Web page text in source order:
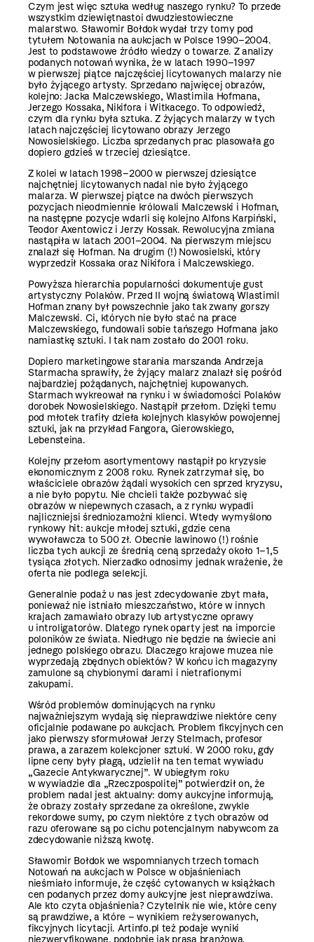
Czym jest więc sztuka według naszego rynku? To przede
wszystkim dziewiętnastoi dwudziestowieczne
malarstwo. Sławomir Bołdok wydał trzy tomy pod
tytułem Notowania na aukcjach w Polsce 1990–2004.
Jest to podstawowe źródło wiedzy o towarze. Z analizy
podanych notowań wynika, że w latach 1990–1997
w pierwszej piątce najczęściej licytowanych malarzy nie
było żyjącego artysty. Sprzedano najwięcej obrazów,
kolejno: Jacka Malczewskiego, Wlastimila Hofmana,
Jerzego Kossaka, Nikifora i Witkacego. To odpowiedź,
czym dla rynku była sztuka. Z żyjących malarzy w tych
latach najczęściej licytowano obrazy Jerzego
Nowosielskiego. Liczba sprzedanych prac plasowała go
dopiero gdzieś w trzeciej dziesiątce.
Z kolei w latach 1998–2000 w pierwszej dziesiątce
najchętniej licytowanych nadal nie było żyjącego
malarza. W pierwszej piątce na dwóch pierwszych
pozycjach nieodmiennie królowali Malczewski i Hofman,
na następne pozycje wdarli się kolejno Alfons Karpiński,
Teodor Axentowicz i Jerzy Kossak. Rewolucyjna zmiana
nastąpiła w latach 2001–2004. Na pierwszym miejscu
znalazł się Hofman. Na drugim (!) Nowosielski, który
wyprzedził Kossaka oraz Nikifora i Malczewskiego.
Powyższa hierarchia popularności dokumentuje gust
artystyczny Polaków. Przed II wojną światową Wlastimil
Hofman znany był powszechnie jako tak zwany gorszy
Malczewski. Ci, których nie było stać na prace
Malczewskiego, fundowali sobie tańszego Hofmana jako
namiastkę sztuki. I tak nam zostało do 2001 roku.
Dopiero marketingowe starania marszanda Andrzeja
Starmacha sprawiły, że żyjący malarz znalazł się pośród
najbardziej pożądanych, najchętniej kupowanych.
Starmach wykreował na rynku i w świadomości Polaków
dorobek Nowosielskiego. Nastąpił przełom. Dzięki temu
pod młotek trafiły dzieła kolejnych klasyków powojennej
sztuki, jak na przykład Fangora, Gierowskiego,
Lebensteina.
Kolejny przełom asortymentowy nastąpił po kryzysie
ekonomicznym z 2008 roku. Rynek zatrzymał się, bo
właściciele obrazów żądali wysokich cen sprzed kryzysu,
a nie było popytu. Nie chcieli także pozbywać się
obrazów w niepewnych czasach, a z rynku wypadli
najliczniejsi średniozamożni klienci. Wtedy wymyślono
rynkowy hit: aukcje młodej sztuki, gdzie cena
wywoławcza to 500 zł. Obecnie lawinowo (!) rośnie
liczba tych aukcji ze średnią ceną sprzedaży około 1–1,5
tysiąca złotych. Nierzadko odnosimy jednak wrażenie, że
oferta nie podlega selekcji.
Generalnie podaż u nas jest zdecydowanie zbyt mała,
ponieważ nie istniało mieszczaństwo, które w innych
krajach zamawiało obrazy lub artystyczne oprawy
u introligatorów. Dlatego rynek oparty jest na imporcie
poloników ze świata. Niedługo nie będzie na świecie ani
jednego polskiego obrazu. Dlaczego krajowe muzea nie
wyprzedają zbędnych obiektów? W końcu ich magazyny
zamulone są chybionymi darami i nietrafionymi
zakupami.
Wśród problemów dominujących na rynku
najważniejszym wydają się nieprawdziwe niektóre ceny
oficjalnie podawane po aukcjach. Problem fikcyjnych cen
jako pierwszy sformułował Jerzy Stelmach, profesor
prawa, a zarazem kolekcjoner sztuki. W 2000 roku, gdy
lipne ceny były plagą, udzielił na ten temat wywiadu
„Gazecie Antykwarycznej”. W ubiegłym roku
w wywiadzie dla „Rzeczpospolitej” potwierdził on, że
problem nadal jest aktualny: domy aukcyjne informują,
że obrazy zostały sprzedane za określone, zwykle
rekordowe sumy, po czym niektóre z tych obrazów od
razu oferowane są po cichu potencjalnym nabywcom za
zdecydowanie niższą kwotę.
Sławomir Bołdok we wspomnianych trzech tomach
Notowań na aukcjach w Polsce w objaśnieniach
nieśmiało informuje, że część cytowanych w książkach
cen podanych przez domy aukcyjne jest nieprawdziwa.
Ale kto czyta objaśnienia? Czytelnik nie wie, które ceny
są prawdziwe, a które – wynikiem reżyserowanych,
fikcyjnych licytacji. Artinfo.pl też podaje wyniki